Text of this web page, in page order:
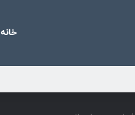
خانه